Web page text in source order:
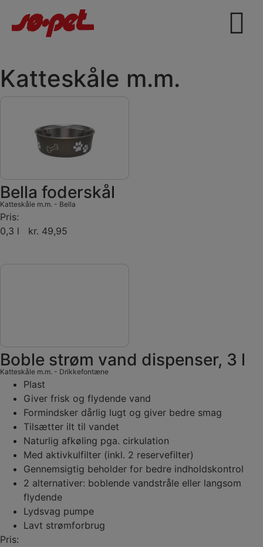
Katteskåle m.m.
Bella foderskål
Katteskåle m.m. - Bella
Pris:
0,3 l kr. 49,95
Boble strøm vand dispenser, 3 l
Katteskåle m.m. - Drikkefontæne
Plast
Giver frisk og flydende vand
Formindsker dårlig lugt og giver bedre smag
Tilsætter ilt til vandet
Naturlig afkøling pga. cirkulation
Med aktivkulfilter (inkl. 2 reservefilter)
Gennemsigtig beholder for bedre indholdskontrol
2 alternativer: boblende vandstråle eller langsom
flydende
Lydsvag pumpe
Lavt strømforbrug
Pris: